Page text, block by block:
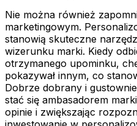
Nie można również
marketingowym.
stanowią skuteczne
wizerunku marki. Kiedy
otrzymanego upominku,
pokazywał innym, co
Dobrze dobrany i
stać się ambasadorem
opinie i zwiększając